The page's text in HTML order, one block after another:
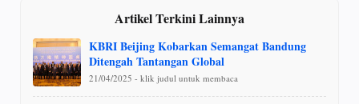
Artikel Terkini Lainnya
KBRI Beijing Kobarkan Semangat Bandung
Ditengah Tantangan Global
21/04/2025 - klik judul untuk membaca